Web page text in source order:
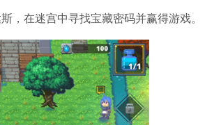
，在迷宫中寻找宝藏密码并赢得游戏。